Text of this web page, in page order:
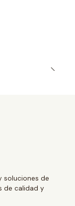
soluciones de
de calidad y